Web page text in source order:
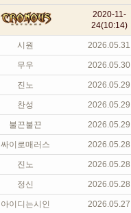
2020-11-
24(10:14)
시원 2026.05.31
무우 2026.05.30
진노 2026.05.29
찬성 2026.05.29
불끈불끈 2026.05.29
싸이로매러스 2026.05.28
진노 2026.05.28
정신 2026.05.28
아이디는시인 2026.05.27